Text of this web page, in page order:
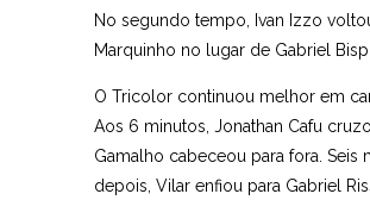
No segundo tempo, Ivan Izzo
Marquinho no lugar de Gabriel
O Tricolor continuou melhor em
Aos 6 minutos, Jonathan Cafu
Gamalho cabeceou para fora. Seis
depois, Vilar enfiou para Gabriel